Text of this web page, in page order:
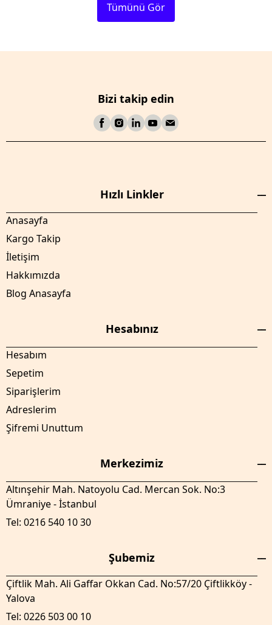
Tümünü Gör
Bizi takip edin
Hızlı Linkler
Anasayfa
Kargo Takip
İletişim
Hakkımızda
Blog Anasayfa
Hesabınız
Hesabım
Sepetim
Siparişlerim
Adreslerim
Şifremi Unuttum
Merkezimiz
Altınşehir Mah. Natoyolu Cad. Mercan Sok. No:3
Ümraniye - İstanbul
Tel: 0216 540 10 30
Şubemiz
Çiftlik Mah. Ali Gaffar Okkan Cad. No:57/20 Çiftlikköy -
Yalova
Tel: 0226 503 00 10